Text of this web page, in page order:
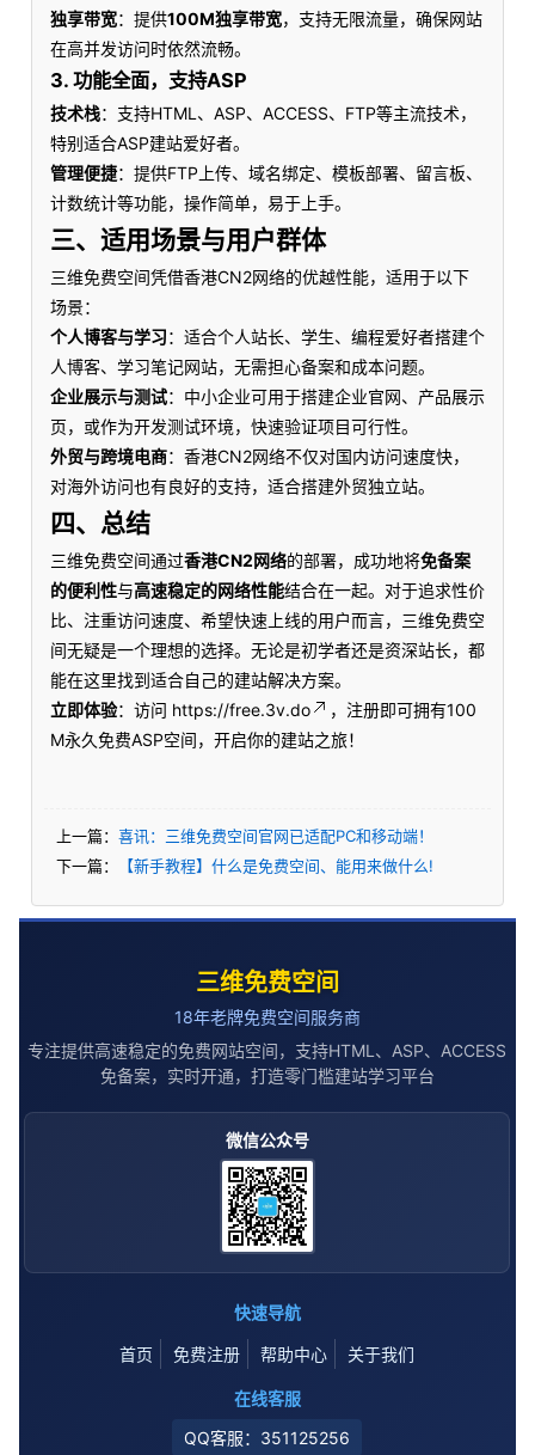
独享带宽：提供100M独享带宽，支持无限流量，确保网站
在高并发访问时依然流畅。
3. 功能全面，支持ASP
技术栈：支持HTML、ASP、ACCESS、FTP等主流技术，
特别适合ASP建站爱好者。
管理便捷：提供FTP上传、域名绑定、模板部署、留言板、
计数统计等功能，操作简单，易于上手。
三、适用场景与用户群体
三维免费空间凭借香港CN2网络的优越性能，适用于以下
场景：
个人博客与学习：适合个人站长、学生、编程爱好者搭建个
人博客、学习笔记网站，无需担心备案和成本问题。
企业展示与测试：中小企业可用于搭建企业官网、产品展示
页，或作为开发测试环境，快速验证项目可行性。
外贸与跨境电商：香港CN2网络不仅对国内访问速度快，
对海外访问也有良好的支持，适合搭建外贸独立站。
四、总结
三维免费空间通过香港CN2网络的部署，成功地将免备案
的便利性与高速稳定的网络性能结合在一起。对于追求性价
比、注重访问速度、希望快速上线的用户而言，三维免费空
间无疑是一个理想的选择。无论是初学者还是资深站长，都
能在这里找到适合自己的建站解决方案。
立即体验：访问 https://free.3v.do
，注册即可拥有100
M永久免费ASP空间，开启你的建站之旅！
上一篇： 喜讯：三维免费空间官网已适配PC和移动端！
下一篇：
【新手教程】什么是免费空间、能用来做什么!
三维免费空间
18年老牌免费空间服务商
专注提供高速稳定的免费网站空间，支持HTML、ASP、ACCESS
免备案，实时开通，打造零门槛建站学习平台
微信公众号
快速导航
首页 免费注册 帮助中心 关于我们
在线客服
QQ客服：351125256